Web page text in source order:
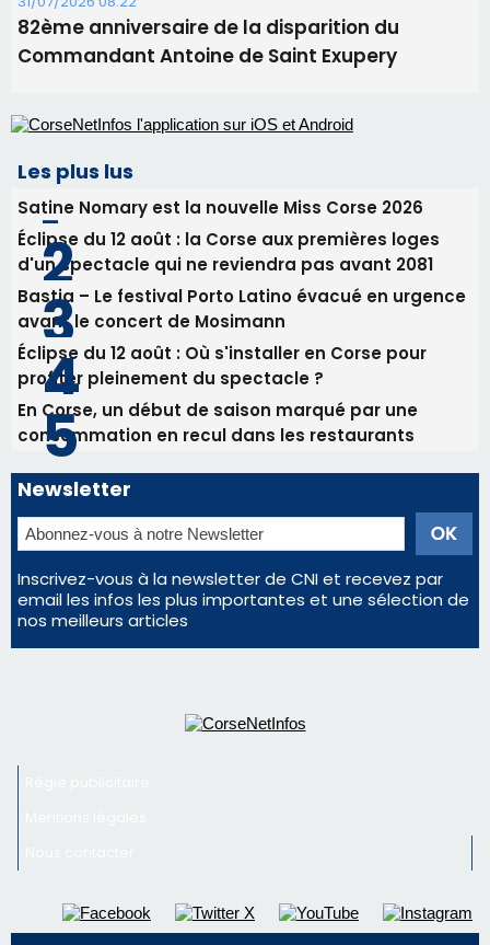
05/08/2026 09:53
Biguglia : messe de la Sainte-Marie et
procession le 14 août
Tennis - Début ce week-end du tournoi du
RCPV
31/07/2026 08:22
82ème anniversaire de la disparition du
Commandant Antoine de Saint Exupery
Les plus lus
Satine Nomary est la nouvelle Miss Corse 2026
Éclipse du 12 août : la Corse aux premières loges
d'un spectacle qui ne reviendra pas avant 2081
Bastia – Le festival Porto Latino évacué en urgence
avant le concert de Mosimann
Éclipse du 12 août : Où s'installer en Corse pour
profiter pleinement du spectacle ?
En Corse, un début de saison marqué par une